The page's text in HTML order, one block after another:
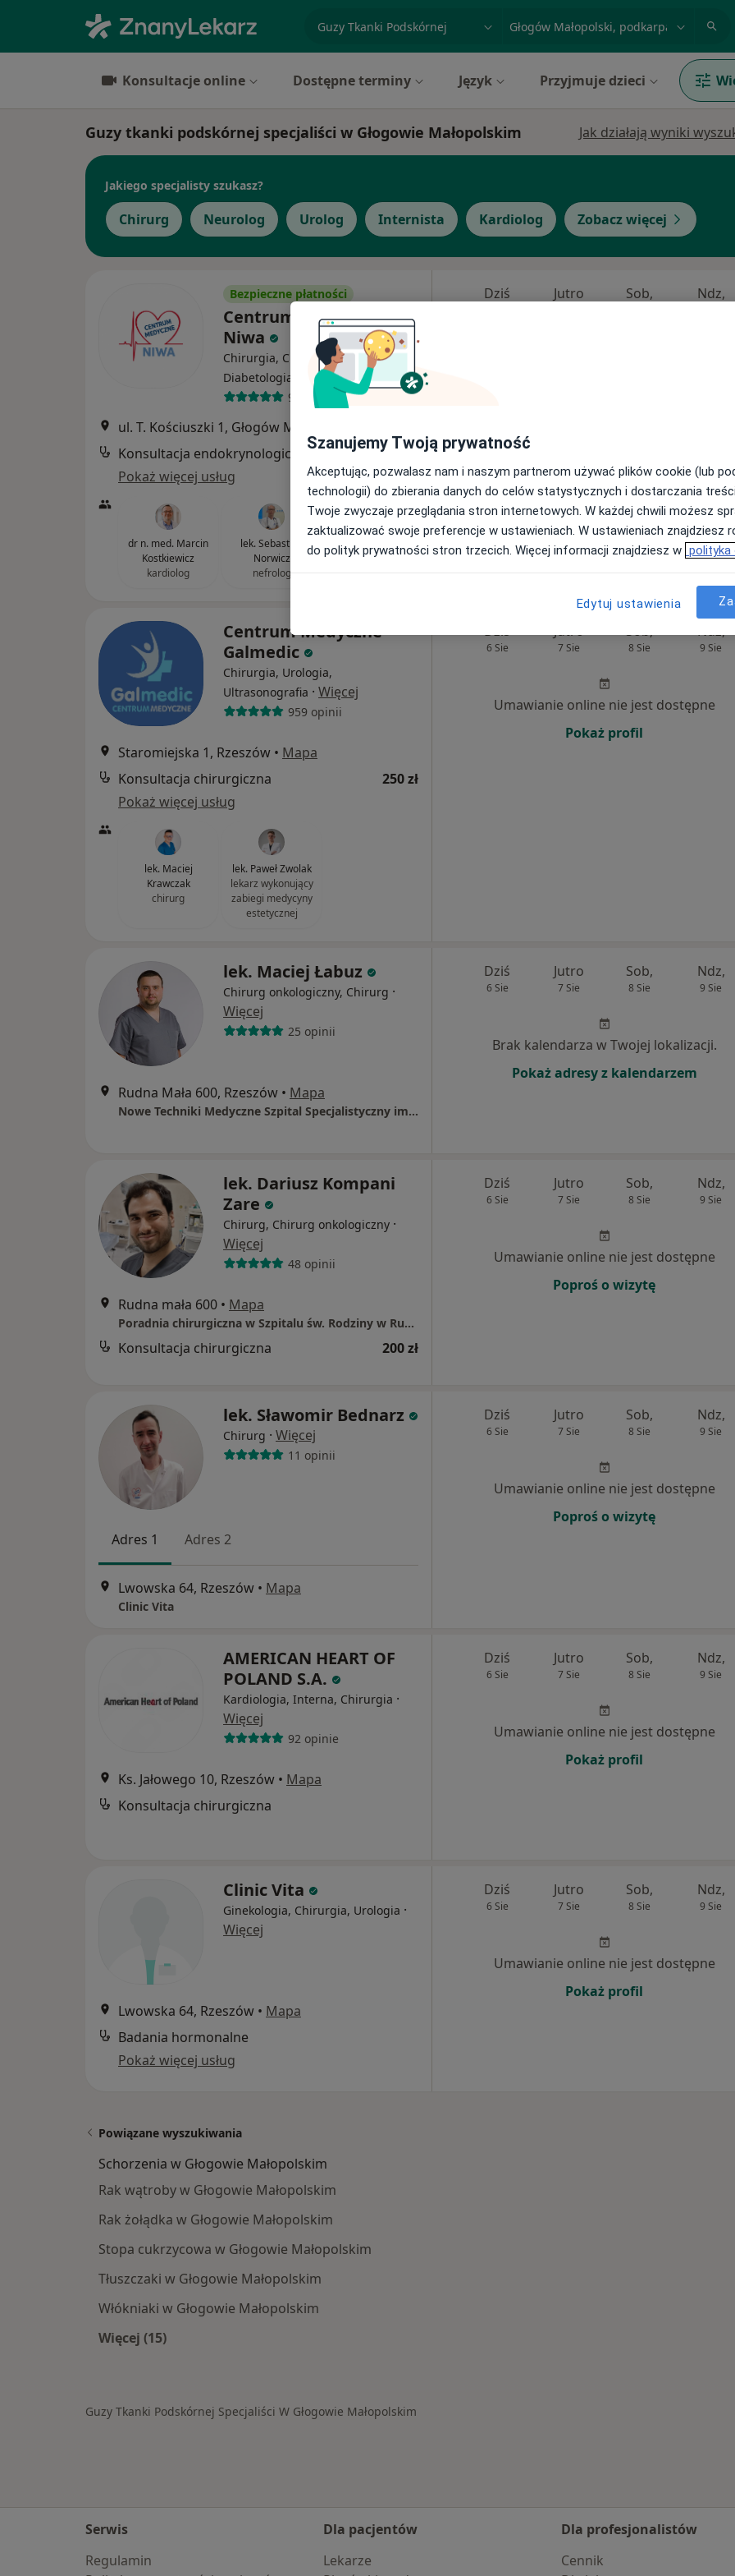
specjalizacja, badanie lub nazwiskomiasto lub dzielnica
Konsultacje online Dostępne terminy Język Przyjmuje dzieci
Guzy tkanki podskórnej specjaliści w Głogowie Małopolskim Jak działają wyniki
Jakiego specjalisty szukasz?
Chirurg Neurolog Urolog Internista Kardiolog Zobacz więcej
Bezpieczne płatności
Centrum Medyczne
Niwa
Chirurgia, Chirurgia naczyniowa,
Diabetologia
Więcej
99 opinii
ul. T. Kościuszki 1, Głogów Małopolski
Konsultacja endokrynologiczna
200 zł
Pokaż więcej usług
dr n. med. Marcin
Kostkiewicz
kardiolog
lek. Sebastian
Norwicz
nefrolog
Dziś Jutro Sob, Ndz,
Centrum Medyczne
Galmedic
Chirurgia, Urologia,
Ultrasonografia · Więcej
959 opinii
Staromiejska 1, Rzeszów • Mapa
Konsultacja chirurgiczna
250 zł
Pokaż więcej usług
lek. Maciej
Krawczak
chirurg
lek. Paweł Zwolak
lekarz wykonujący
zabiegi medycyny
estetycznej
Dziś
6 Sie
Jutro
7 Sie
Sob,
8 Sie
Ndz,
9 Sie
Umawianie online nie jest dostępne
Pokaż profil
lek. Maciej Łabuz
Chirurg onkologiczny, Chirurg ·
Więcej
25 opinii
Rudna Mała 600, Rzeszów • Mapa
Nowe Techniki Medyczne Szpital Specjalistyczny im. Świętej Rodziny Sp. z o.o.
Dziś
6 Sie
Jutro
7 Sie
Sob,
8 Sie
Ndz,
9 Sie
Brak kalendarza w Twojej lokalizacji.
Pokaż adresy z kalendarzem
lek. Dariusz Kompani
Zare
Chirurg, Chirurg onkologiczny ·
Więcej
48 opinii
Rudna mała 600 • Mapa
Poradnia chirurgiczna w Szpitalu św. Rodziny w Rudnej Małej k. Rzeszowa
Konsultacja chirurgiczna 200 zł
Dziś
6 Sie
Jutro
7 Sie
Sob,
8 Sie
Ndz,
9 Sie
Umawianie online nie jest dostępne
Poproś o wizytę
lek. Sławomir Bednarz
Chirurg · Więcej
11 opinii
Adres 1 Adres 2
Lwowska 64, Rzeszów • Mapa
Clinic Vita
Dziś
6 Sie
Jutro
7 Sie
Sob,
8 Sie
Ndz,
9 Sie
Umawianie online nie jest dostępne
Poproś o wizytę
AMERICAN HEART OF
POLAND S.A.
Kardiologia, Interna, Chirurgia ·
Więcej
92 opinie
Ks. Jałowego 10, Rzeszów • Mapa
Konsultacja chirurgiczna
Dziś
6 Sie
Jutro
7 Sie
Sob,
8 Sie
Ndz,
9 Sie
Umawianie online nie jest dostępne
Pokaż profil
Clinic Vita
Ginekologia, Chirurgia, Urologia ·
Więcej
Lwowska 64, Rzeszów • Mapa
Badania hormonalne
Pokaż więcej usług
Dziś
6 Sie
Jutro
7 Sie
Sob,
8 Sie
Ndz,
9 Sie
Umawianie online nie jest dostępne
Pokaż profil
Powiązane wyszukiwania
Schorzenia w Głogowie Małopolskim
Rak wątroby w Głogowie Małopolskim
Rak żołądka w Głogowie Małopolskim
Stopa cukrzycowa w Głogowie Małopolskim
Tłuszczaki w Głogowie Małopolskim
Włókniaki w Głogowie Małopolskim
Więcej (15)
Guzy Tkanki Podskórnej Specjaliści W Głogowie Małopolskim
Serwis
Regulamin
Dla pacjentów
Lekarze
Dla profesjonalistów
Cennik
Szanujemy Twoją prywatność
Akceptując, pozwalasz nam i naszym partnerom używać plików cookie (lub
technologii) do zbierania danych do celów statystycznych i dostarczania
Twoje zwyczaje przeglądania stron internetowych. W każdej chwili możesz
zaktualizować swoje preferencje w ustawieniach. W ustawieniach znajdziesz
do polityk prywatności stron trzecich. Więcej informacji znajdziesz w polityka
Edytuj ustawienia